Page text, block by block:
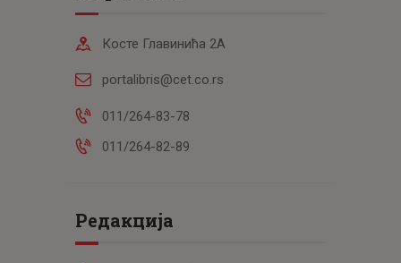
Косте Главинића 2А
portalibris@cet.co.rs
011/264-83-78
011/264-82-89
Редакција